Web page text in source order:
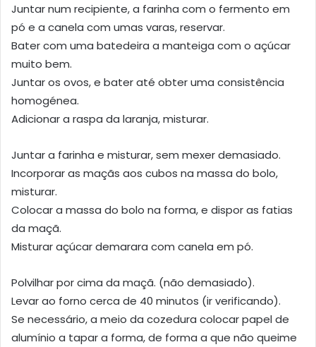
Juntar num recipiente, a farinha com o fermento em
pó e a canela com umas varas, reservar.
Bater com uma batedeira a manteiga com o açúcar
muito bem.
Juntar os ovos, e bater até obter uma consistência
homogénea.
Adicionar a raspa da laranja, misturar.
Juntar a farinha e misturar, sem mexer demasiado.
Incorporar as maçãs aos cubos na massa do bolo,
misturar.
Colocar a massa do bolo na forma, e dispor as fatias
da maçã.
Misturar açúcar demarara com canela em pó.
Polvilhar por cima da maçã. (não demasiado).
Levar ao forno cerca de 40 minutos (ir verificando).
Se necessário, a meio da cozedura colocar papel de
alumínio a tapar a forma, de forma a que não queime